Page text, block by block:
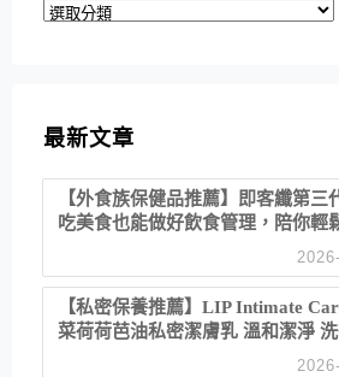
分
最新文章
【外食族保健品推薦】即客纖第三
吃美食也能做好飲食管理，陪你輕
【私密保養推薦】LIP Intimate
菜荷荷芭油私密潔膚乳 溫和潔淨